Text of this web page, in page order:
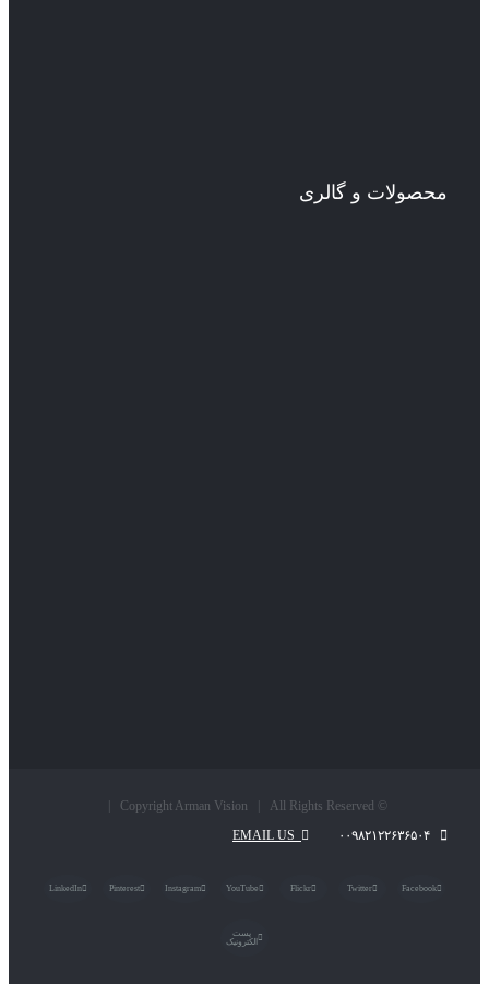
محصولات و گالری
© Copyright Arman Vision | All Rights Reserved |
Facebook
Twitter
Flickr
YouTube
Instagram
Pinterest
LinkedIn
پست
الکترونیک